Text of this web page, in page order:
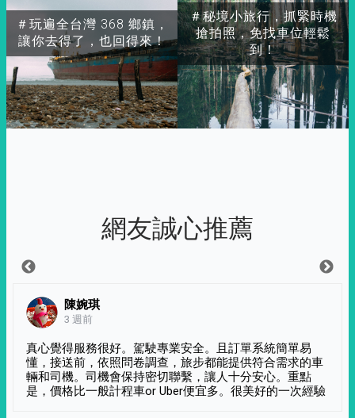
＃玩遍全台灣 368 鄉鎮，
讓你去得了，也回得來！
＃秘境小旅行，抓緊時機
搶拍照，免找車位輕鬆
到！
網友誠心推薦
陳婉琪
3 週前
真心覺得服務很好。駕駛專業安全。且訂單系統簡單易
懂，接送前，依照問卷調查，旅步都能提供符合需求的車
輛和司機。司機會保持密切聯繫，讓人十分安心。重點
是，價格比一般計程車or Uber便宜多。很美好的一次經驗